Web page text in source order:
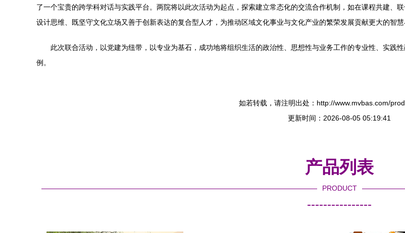
了一个宝贵的跨学科对话与实践平台。两院将以此次活动为起点，探索建立常态化的交流合作机制，如在课程共建、
设计思维、既坚守文化立场又善于创新表达的复合型人才，为推动区域文化事业与文化产业的繁荣发展贡献更大的智慧
此次联合活动，以党建为纽带，以专业为基石，成功地将组织生活的政治性、思想性与业务工作的专业性、实践
例。
如若转载，请注明出处：http://www.mvbas.com/
更新时间：2026-08-05 05:19:41
产品列表
PRODUCT
----------------